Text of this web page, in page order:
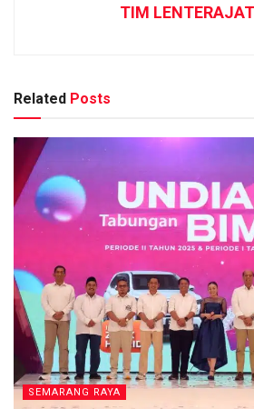
TIM
Related Posts
SEMARANG RAYA